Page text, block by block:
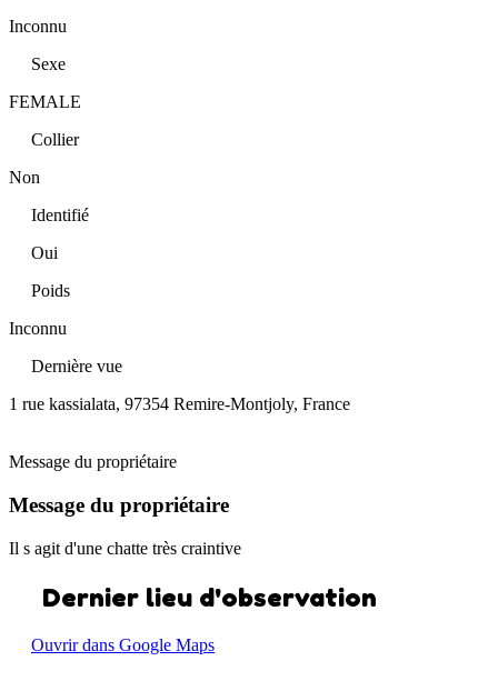
Inconnu
Sexe
FEMALE
Collier
Non
Identifié
Oui
Poids
Inconnu
Dernière vue
1 rue kassialata, 97354 Remire-Montjoly, France
Message du propriétaire
Message du propriétaire
Il s agit d'une chatte très craintive
Dernier lieu d'observation
Ouvrir dans Google Maps